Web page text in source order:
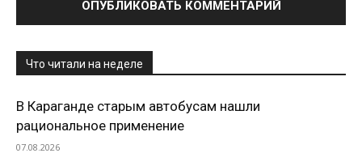
Что читали на неделе
В Караганде старым автобусам нашли
рациональное применение
07.08.2026